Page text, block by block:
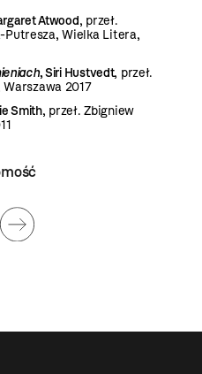
Atwood, przeł.
Putresza, Wielka Litera,
, Siri Hustvedt, przeł.
Warszawa 2017
Smith, przeł. Zbigniew